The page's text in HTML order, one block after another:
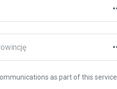
as part of this service.